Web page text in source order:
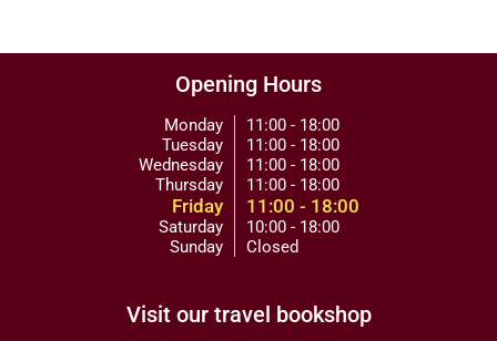
Opening Hours
Monday
Tuesday
Wednesday
Thursday
Friday
Saturday
Sunday
11:00 - 18:00
11:00 - 18:00
11:00 - 18:00
11:00 - 18:00
11:00 - 18:00
10:00 - 18:00
Closed
Visit our travel bookshop